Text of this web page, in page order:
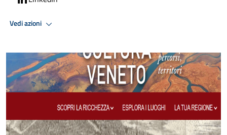
Vedi azioni